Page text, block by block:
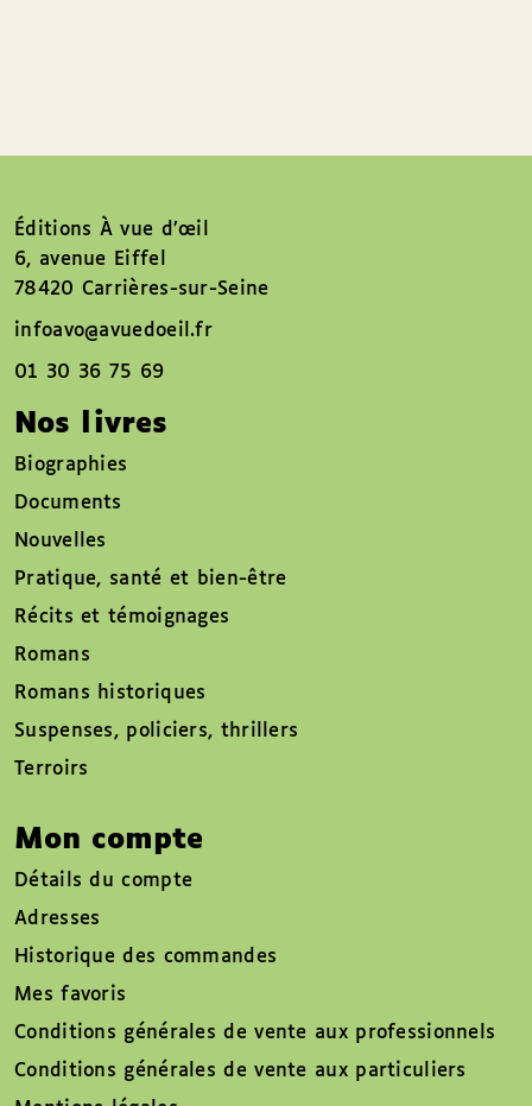
Éditions À vue d’œil
6, avenue Eiffel
78420 Carrières-sur-Seine
infoavo@avuedoeil.fr
01 30 36 75 69
Nos livres
Biographies
Documents
Nouvelles
Pratique, santé et bien-être
Récits et témoignages
Romans
Romans historiques
Suspenses, policiers, thrillers
Terroirs
Mon compte
Détails du compte
Adresses
Historique des commandes
Mes favoris
Conditions générales de vente aux professionnels
Conditions générales de vente aux particuliers